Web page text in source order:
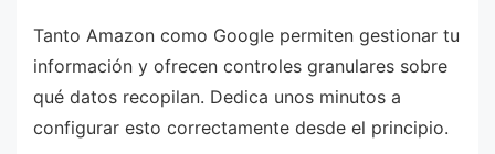
Tanto Amazon como Google permiten gestionar tu
información y ofrecen controles granulares sobre
qué datos recopilan. Dedica unos minutos a
configurar esto correctamente desde el principio.